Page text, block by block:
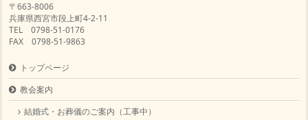
〒663-8006
兵庫県西宮市段上町4-2-11
TEL 0798-51-0176
FAX 0798-51-9863
トップページ
教会案内
結婚式・お葬儀のご案内（工事中）